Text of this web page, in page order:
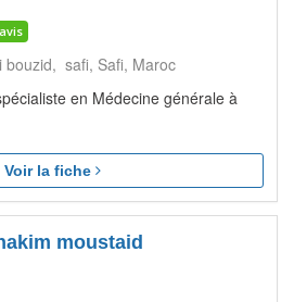
bouzid, safi Safi Maroc
en Médecine générale à
Voir la fiche
moustaid